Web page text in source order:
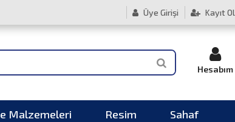
Üye Girişi Kayıt Ol
Hesabım
Malzemeleri Resim Sahaf